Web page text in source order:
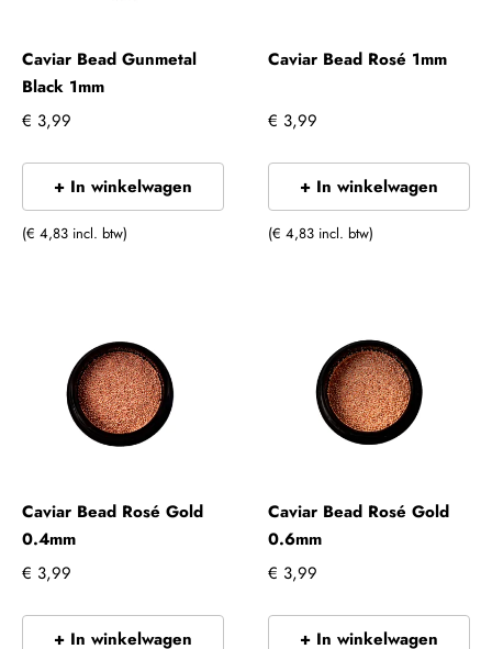
Caviar Bead Gunmetal
Black 1mm
€ 3,99
+ In winkelwagen
(€ 4,83 incl. btw)
Caviar Bead Rosé 1mm
€ 3,99
+ In winkelwagen
(€ 4,83 incl. btw)
Caviar Bead Rosé Gold
0.4mm
€ 3,99
+ In winkelwagen
Caviar Bead Rosé Gold
0.6mm
€ 3,99
+ In winkelwagen